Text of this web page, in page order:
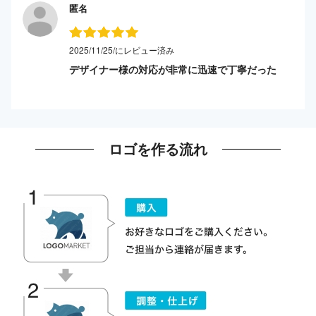
匿名
2025/11/25/にレビュー済み
デザイナー様の対応が非常に迅速で丁寧だった
ロゴを作る流れ